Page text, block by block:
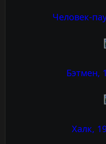
Человек-
Бэтмен,
Халк,